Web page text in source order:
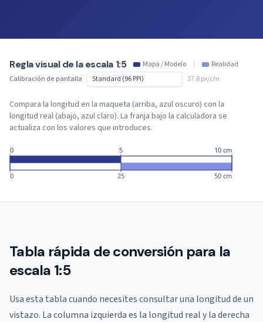
Regla visual de la escala 1:5 Mapa / Modelo |
Realidad
Calibración de pantalla
37.8 px/cm
Compara la longitud en la maqueta (arriba, azul oscuro) con la
longitud real (abajo, azul claro). La franja bajo la calculadora se
actualiza con los valores que introduces.
0
0
5
25
10 cm
50 cm
Tabla rápida de conversión para la
escala 1:5
Usa esta tabla cuando necesites consultar una longitud de un
vistazo. La columna izquierda es la longitud real y la derecha